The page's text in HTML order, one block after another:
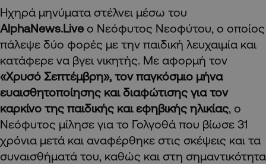
Ηχηρά μηνύματα στέλνει μέσω του
AlphaNews.Liveο Νεόφυτος Νεοφύτου, ο οποίος
πάλεψε δύο φορές με την παιδική λευχαιμία και
κατάφερε να βγει νικητής. Με αφορμή τον
«Χρυσό Σεπτέμβρη», τον παγκόσμιο μήνα
ευαισθητοποίησης και διαφώτισης για τον
καρκίνο της παιδικής και εφηβικής ηλικίας, ο
Νεόφυτος μίλησε για το Γολγοθά που βίωσε 31
χρόνια μετά και αναφέρθηκε στις σκέψεις και τα
συναισθήματά του, καθώς και στη σημαντικότητα